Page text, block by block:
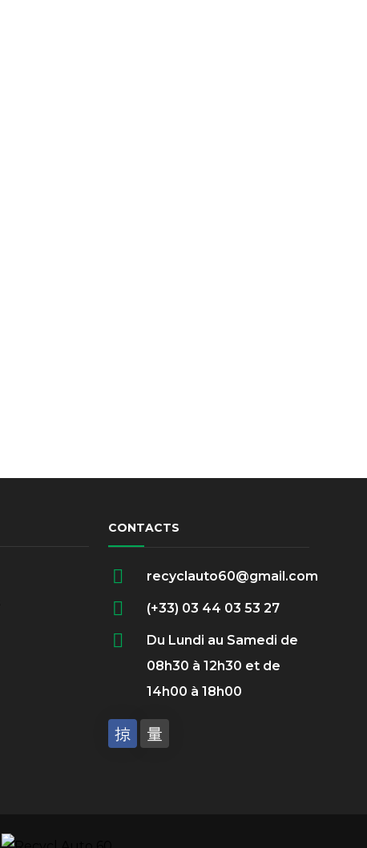
CONTACTS
recyclauto60@gmail.com
(+33) 03 44 03 53 27
Du Lundi au Samedi de
08h30 à 12h30 et de
14h00 à 18h00